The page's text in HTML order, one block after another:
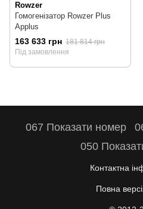
Rowzer
Гомогенізатор Rowzer Plus
Applus
163 633 грн 181 814 грн
Під замовлення
067 Показати номер
050
Контактна
Повна